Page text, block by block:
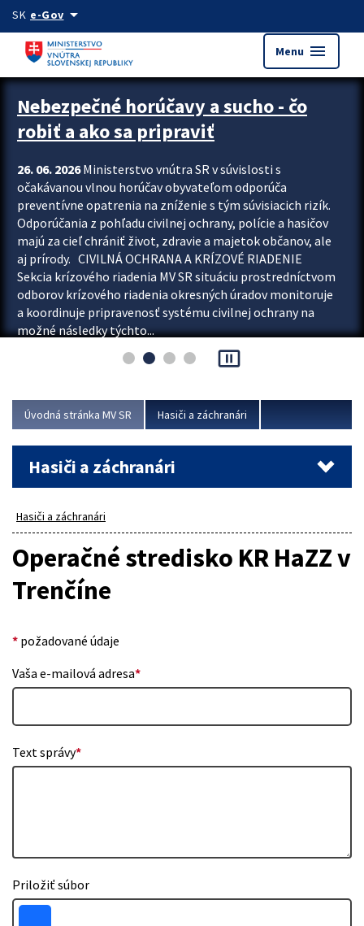
Preskocit na hlavný obsah
SK e-Govarrow_drop_down
Menu menu
Zastavit automatický posun upútavok
Nebezpečné horúčavy a sucho - čo
robiť a ako sa pripraviť
26. 06. 2026Ministerstvo vnútra SR v súvislosti s
očakávanou vlnou horúčav obyvateľom odporúča
preventívne opatrenia na zníženie s tým súvisiacich rizík.
Odporúčania z pohľadu civilnej ochrany, polície a hasičov
majú za cieľ chrániť život, zdravie a majetok občanov, ale
aj prírody. CIVILNÁ OCHRANA A KRÍZOVÉ RIADENIE
Sekcia krízového riadenia MV SR situáciu prostredníctvom
odborov krízového riadenia okresných úradov monitoruje
a koordinuje pripravenosť systému civilnej ochrany na
možné následky týchto...
pause_presentation
Úvodná stránka MV SR Hasiči a záchranári
Hasiči a záchranári
Hasiči a záchranári
Operačné stredisko KR HaZZ v
Trenčíne
* požadované údaje
Vaša e-mailová adresa*
Text správy*
Priložiť súbor